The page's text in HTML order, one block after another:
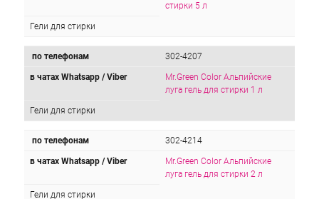
стирки 5 л
Гели для стирки
по телефонам 302-4207
в чатах Whatsapp / Viber
Mr.Green Color Альпийские
луга гель для стирки 1 л
Гели для стирки
по телефонам 302-4214
в чатах Whatsapp / Viber
Mr.Green Color Альпийские
луга гель для стирки 2 л
Гели для стирки